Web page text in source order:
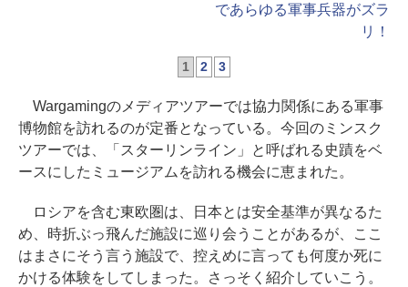
であらゆる軍事兵器がズラ
リ！
1 2 3
Wargamingのメディアツアーでは協力関係にある軍事
博物館を訪れるのが定番となっている。今回のミンスク
ツアーでは、「スターリンライン」と呼ばれる史蹟をベ
ースにしたミュージアムを訪れる機会に恵まれた。
ロシアを含む東欧圏は、日本とは安全基準が異なるた
め、時折ぶっ飛んだ施設に巡り会うことがあるが、ここ
はまさにそう言う施設で、控えめに言っても何度か死に
かける体験をしてしまった。さっそく紹介していこう。